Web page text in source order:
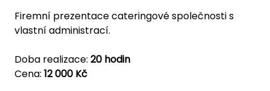
Firemní prezentace cateringové společnosti s
vlastní administrací.
Doba realizace: 20 hodin
Cena: 12 000 Kč